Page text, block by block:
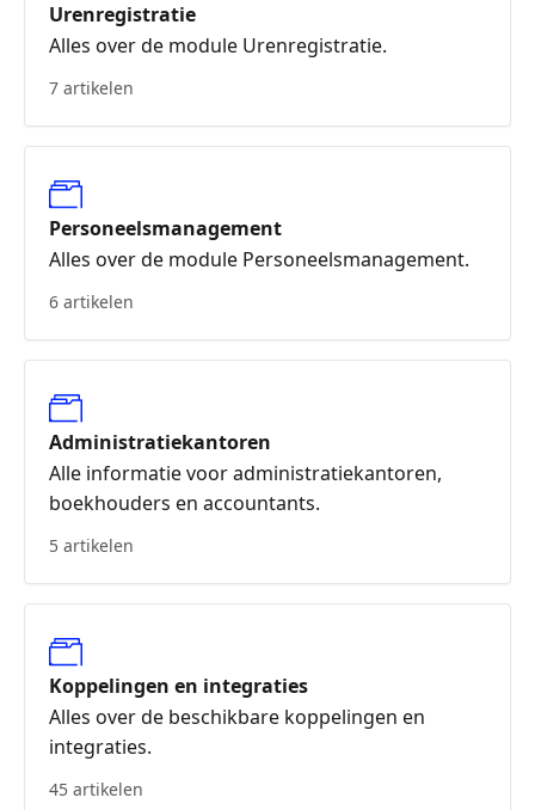
Urenregistratie
Alles over de module Urenregistratie.
7 artikelen
Personeelsmanagement
Alles over de module Personeelsmanagement.
6 artikelen
Administratiekantoren
Alle informatie voor administratiekantoren,
boekhouders en accountants.
5 artikelen
Koppelingen en integraties
Alles over de beschikbare koppelingen en
integraties.
45 artikelen